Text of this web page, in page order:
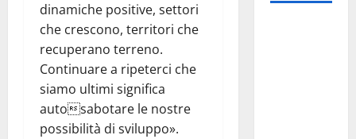
dinamiche positive, settori
che crescono, territori che
recuperano terreno.
Continuare a ripeterci che
siamo ultimi significa
autosabotare le nostre
possibilità di sviluppo».